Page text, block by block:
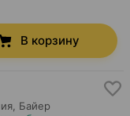
В корзину
Байер